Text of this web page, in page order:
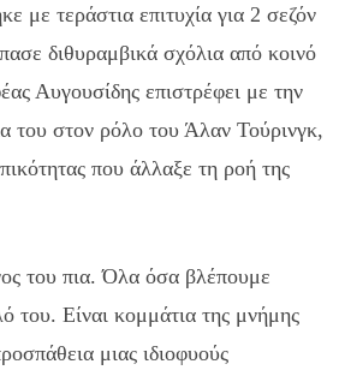
με τεράστια επιτυχία για 2 σεζόν
διθυραμβικά σχόλια από κοινό
Αυγουσίδης επιστρέφει με την
του στον ρόλο του Άλαν Τούρινγκ,
που άλλαξε τη ροή της
του πια. Όλα όσα βλέπουμε
του. Είναι κομμάτια της μνήμης
μιας ιδιοφυούς